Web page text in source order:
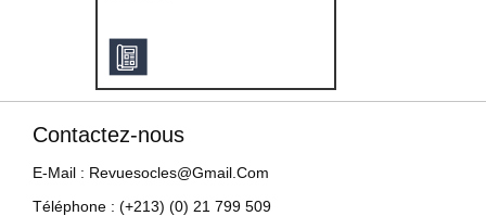
Contactez-nous
E-Mail : Revuesocles@gmail.com
Téléphone : (+213) (0) 21 799 509